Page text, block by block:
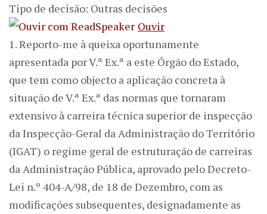
Tipo de decisão: Outras decisões
Ouvir
1. Reporto-me à queixa oportunamente
apresentada por V.ª Ex.ª a este Órgão do Estado,
que tem como objecto a aplicação concreta à
situação de V.ª Ex.ª das normas que tornaram
extensivo à carreira técnica superior de inspecção
da Inspecção-Geral da Administração do Território
(IGAT) o regime geral de estruturação de carreiras
da Administração Pública, aprovado pelo Decreto-
Lei n.º 404-A/98, de 18 de Dezembro, com as
modificações subsequentes, designadamente as